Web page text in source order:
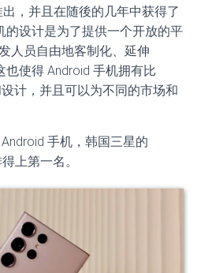
，并且在随後的几年中获得了
的设计是为了提供一个开放的平
人员自由地客制化、延伸
使得 Android 手机拥有比
计，并且可以为不同的市场和
手机，韩国三星的
上第一名。